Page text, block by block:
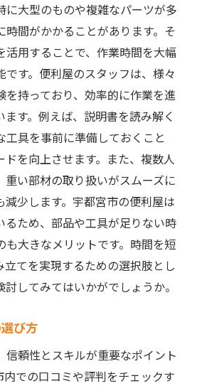
ーな家具組み立ての流れ
する安心のサービス保証
ラブルを未然に防ぐ方法
後のアフターケアサービス
ービスとの比較
フが安心を提供便利屋の家具
を持つスタッフとは？
制度と技術向上への取り組み
に必要な工具とその使い方
具組み立て時の注意点
る、家具組み立ての心得
スで効率アップ宇都宮市の便
援
理を活かしたサービス提供
に大型のものや複雑なパーツが多
時間がかかることがあります。そ
活用することで、作業時間を大幅
です。便利屋のスタッフは、様々
を持っており、効率的に作業を進
す。例えば、説明書を読み解く
工具を事前に準備しておくこと
ドを向上させます。また、複数人
重い部材の取り扱いがスムーズに
減少します。宇都宮市の便利屋は
るため、部品や工具が足りない時
も大きなメリットです。時間を短
てを実現するための選択肢とし
してみてはいかがでしょうか。
び方
信頼性とスキルが重要なポイント
内での口コミや評判をチェックす